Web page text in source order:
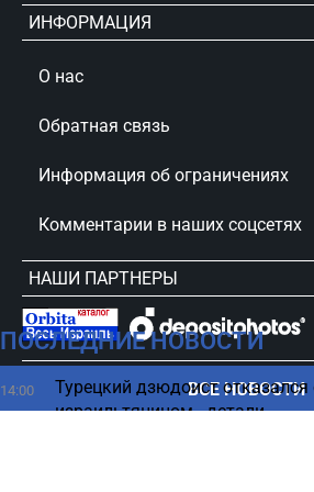
ПОСЛЕДНИЕ НОВОСТИ
14:00
Турецкий дзюдоист
израильтянином - детали
ВСЕ НОВОСТИ
ИНФОРМАЦИЯ
О нас
Обратная связь
Информация об ограничениях
Комментарии в наших соцсетях
НАШИ ПАРТНЕРЫ
сursorinfo.co.il © Все права